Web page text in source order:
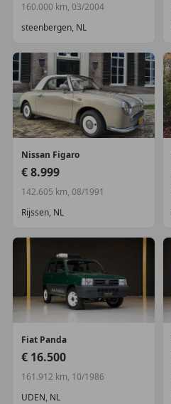
160.000 km, 03/2004
steenbergen, NL
Nissan Figaro
€ 8.999
142.605 km, 08/1991
Rijssen, NL
Fiat Panda
€ 16.500
161.912 km, 10/1986
UDEN, NL